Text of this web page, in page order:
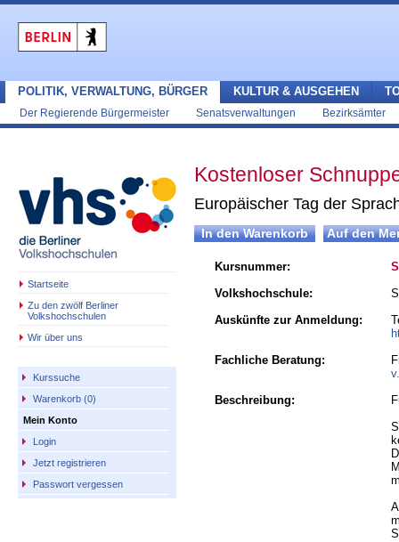
POLITIK, VERWALTUNG, BÜRGER
Der Regierende Bürgermeister Senatsverwaltungen Bezirksämter
KULTUR & AUSGEHEN
Startseite
Zu den zwölf Berliner
Volkshochschulen
Wir über uns
Kurssuche
Warenkorb (0)
Mein Konto
Login
Jetzt registrieren
Passwort vergessen
Kostenloser
Europäischer Tag der
Kursnummer:
Volkshochschule:
Auskünfte zur Anmeldung:
Fachliche Beratung:
Beschreibung: